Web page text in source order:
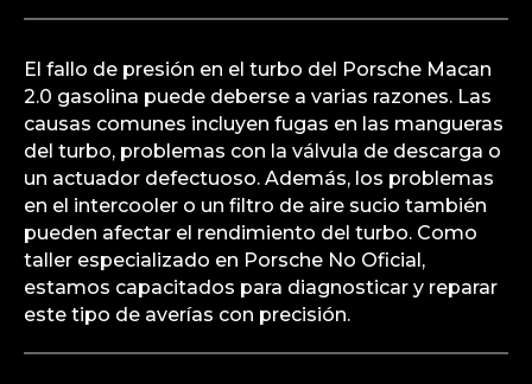
El fallo de presión en el turbo del Porsche Macan
2.0 gasolina puede deberse a varias razones. Las
causas comunes incluyen fugas en las mangueras
del turbo, problemas con la válvula de descarga o
un actuador defectuoso. Además, los problemas
en el intercooler o un filtro de aire sucio también
pueden afectar el rendimiento del turbo. Como
taller especializado en Porsche No Oficial,
estamos capacitados para diagnosticar y reparar
este tipo de averías con precisión.